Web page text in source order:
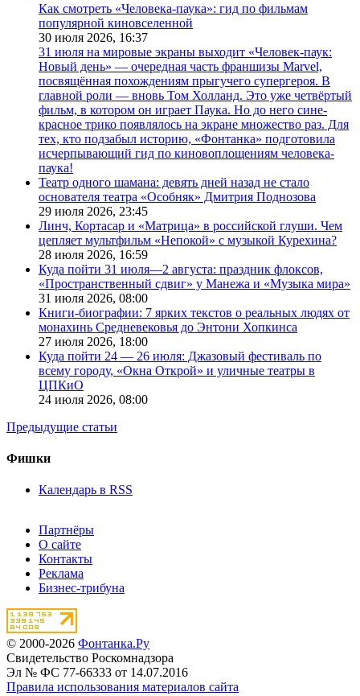
Как смотреть «Человека-паука»: гид по фильмам
популярной киновселенной
30 июля 2026, 16:37
31 июля на мировые экраны выходит «Человек-паук:
Новый день» — очередная часть франшизы Marvel,
посвящённая похождениям прыгучего супергероя. В
главной роли — вновь Том Холланд. Это уже четвёртый
фильм, в котором он играет Паука. Но до него сине-
красное трико появлялось на экране множество раз. Для
тех, кто подзабыл историю, «Фонтанка» подготовила
исчерпывающий гид по киновоплощениям человека-
паука!
Театр одного шамана: девять дней назад не стало
основателя театра «Особняк» Дмитрия Поднозова
29 июля 2026, 23:45
Линч, Кортасар и «Матрица» в российской глуши. Чем
цепляет мультфильм «Непокой» с музыкой Курехина?
28 июля 2026, 16:59
Куда пойти 31 июля—2 августа: праздник флоксов,
«Пространственный сдвиг» у Манежа и «Музыка мира»
31 июля 2026, 08:00
Книги-биографии: 7 ярких текстов о реальных людях от
монахинь Средневековья до Энтони Хопкинса
27 июля 2026, 18:00
Куда пойти 24 — 26 июля: Джазовый фестиваль по
всему городу, «Окна Открой» и уличные театры в
ЦПКиО
24 июля 2026, 08:00
Предыдущие статьи
Фишки
Календарь в RSS
Партнёры
О сайте
Контакты
Реклама
Бизнес-трибуна
© 2000-2026 Фонтанка.Ру
Свидетельство Роскомнадзора
Эл № ФС 77-66333 от 14.07.2016
Правила использования материалов сайта